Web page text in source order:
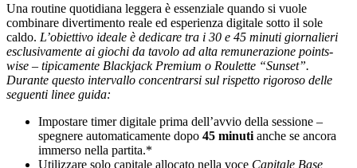
Una routine quotidiana leggera è essenziale quando si vuole
combinare divertimento reale ed esperienza digitale sotto il sole
caldo. L’obiettivo ideale è dedicare tra i 30 e 45 minuti giornalieri
esclusivamente ai giochi da tavolo ad alta remunerazione points-
wise – tipicamente Blackjack Premium o Roulette “Sunset”.
Durante questo intervallo concentrarsi sul rispetto rigoroso delle
seguenti linee guida:
Impostare timer digitale prima dell’avvio della sessione –
spegnere automaticamente dopo 45 minuti anche se ancora
immerso nella partita.*
Utilizzare solo capitale allocato nella voce Capitale Base